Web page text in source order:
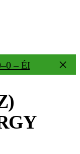
– ÉLŐ!